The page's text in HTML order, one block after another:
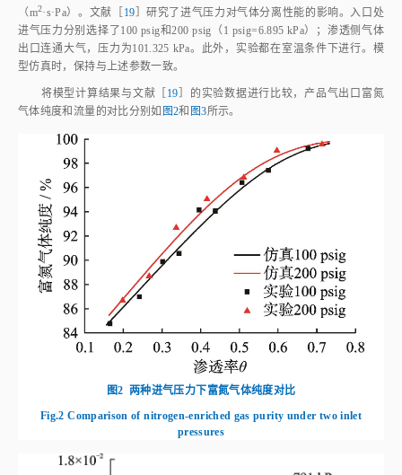
（m2·s·Pa）。文献［ 19 ］研究了进气压力对气体分离性能的影响。入口处
进气压力分别选择了100 psig和200 psig（1 psig=6.895 kPa）；渗透侧气体
出口连通大气，压力为101.325 kPa。此外，实验都在室温条件下进行。模
型仿真时，保持与上述参数一致。
将模型计算结果与文献［ 19 ］的实验数据进行比较，产品气出口富氮
气体纯度和流量的对比分别如 图2和 图3所示。
图2 两种进气压力下富氮气体纯度对比
Fig.2 Comparison of nitrogen-enriched gas purity under two inlet
pressures